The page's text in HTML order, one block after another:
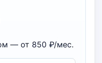
— от 850 ₽/мес.